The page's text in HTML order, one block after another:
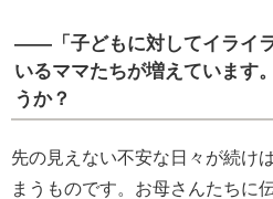
――「子どもに対してイライ
いるママたちが増えています
うか？
先の見えない不安な日々が続け
まうものです。お母さんたちに